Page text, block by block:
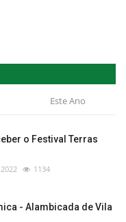
Este Ano
o Festival Terras
1134
- Alambicada de Vila